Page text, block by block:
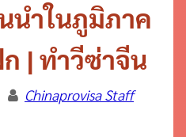
ำในภูมิภาค
| ทำวีซ่าจีน
Chinaprovisa Staff